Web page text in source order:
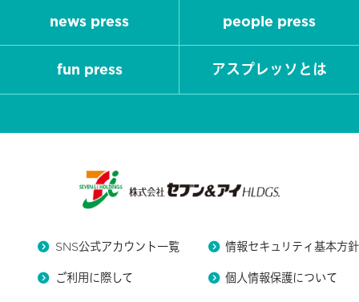
news press people press
fun press アスプレッソとは
SNS公式アカウント一覧 情報セキュリティ基本方針
ご利用に際して 個人情報保護について